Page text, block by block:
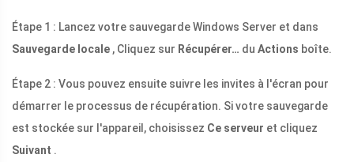
Étape 1 : Lancez votre sauvegarde Windows Server et dans
Sauvegarde locale , Cliquez sur Récupérer… du Actions boîte.
Étape 2 : Vous pouvez ensuite suivre les invites à l'écran pour
démarrer le processus de récupération. Si votre sauvegarde
est stockée sur l'appareil, choisissez Ce serveur et cliquez
Suivant .